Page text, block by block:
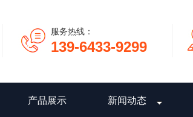
服务热线：
139-6433-9299
产品展示 新闻动态